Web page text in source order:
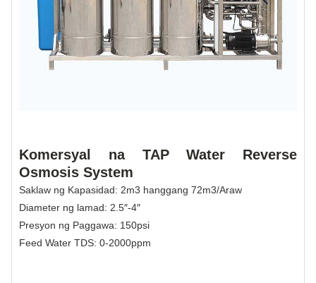
Komersyal na TAP Water Reverse
Osmosis System
Saklaw ng Kapasidad: 2m3 hanggang 72m3/Araw
Diameter ng lamad: 2.5″-4″
Presyon ng Paggawa: 150psi
Feed Water TDS: 0-2000ppm